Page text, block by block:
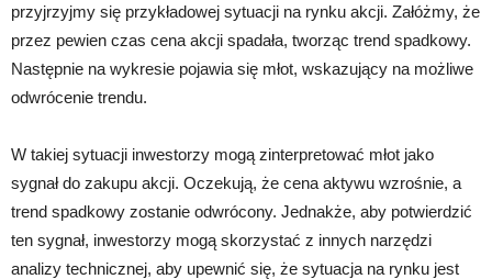
przyjrzyjmy się przykładowej sytuacji na rynku akcji. Załóżmy, że
przez pewien czas cena akcji spadała, tworząc trend spadkowy.
Następnie na wykresie pojawia się młot, wskazujący na możliwe
odwrócenie trendu.
W takiej sytuacji inwestorzy mogą zinterpretować młot jako
sygnał do zakupu akcji. Oczekują, że cena aktywu wzrośnie, a
trend spadkowy zostanie odwrócony. Jednakże, aby potwierdzić
ten sygnał, inwestorzy mogą skorzystać z innych narzędzi
analizy technicznej, aby upewnić się, że sytuacja na rynku jest